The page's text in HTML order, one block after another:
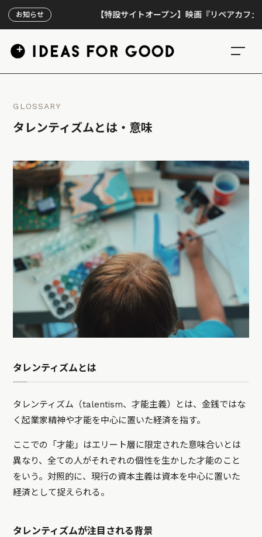
お知らせ 【特設サイトオープン】映画『リペアカフェ』、
GLOSSARY
タレンティズムとは・意味
タレンティズムとは
タレンティズム（talentism、才能主義）とは、金銭ではな
く起業家精神や才能を中心に置いた経済を指す。
ここでの「才能」はエリート層に限定された意味合いとは
異なり、全ての人がそれぞれの個性を生かした才能のこと
をいう。対照的に、現行の資本主義は資本を中心に置いた
経済として捉えられる。
タレンティズムが注目される背景